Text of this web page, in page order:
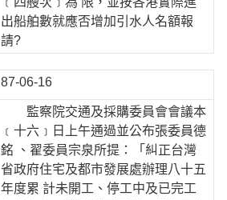
出船舶數就應否增加引水人名額報
請?
87-06-16
監察院交通及採購委員會會議本
﹝十六﹞日上午通過並公布張委員德
銘 、翟委員宗泉所提：「糾正台灣
省政府住宅及都市發展處辦理八十五
年度累 計未開工、停工中及已完工